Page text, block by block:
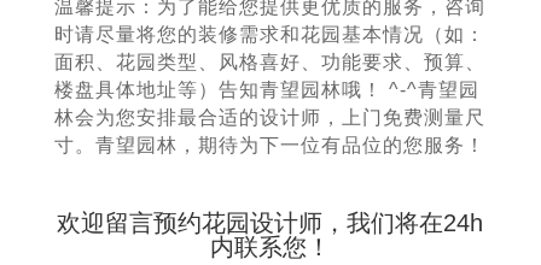
温馨提示：为了能给您提供更优质的服务，咨询
时请尽量将您的装修需求和花园基本情况（如：
面积、花园类型、风格喜好、功能要求、预算、
楼盘具体地址等）告知青望园林哦！ ^-^青望园
林会为您安排最合适的设计师，上门免费测量尺
寸。青望园林，期待为下一位有品位的您服务！
欢迎留言预约花园设计师，我们将在24h
内联系您！